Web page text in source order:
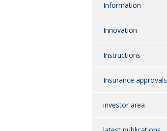
Information
Innovation
Instructions
Insurance approvals
investor area